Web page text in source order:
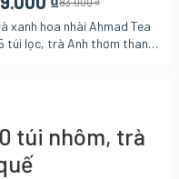
xanh hoa nhài Ahmad Tea
túi lọc, trà Anh thơm thanh
túi nhôm, trà